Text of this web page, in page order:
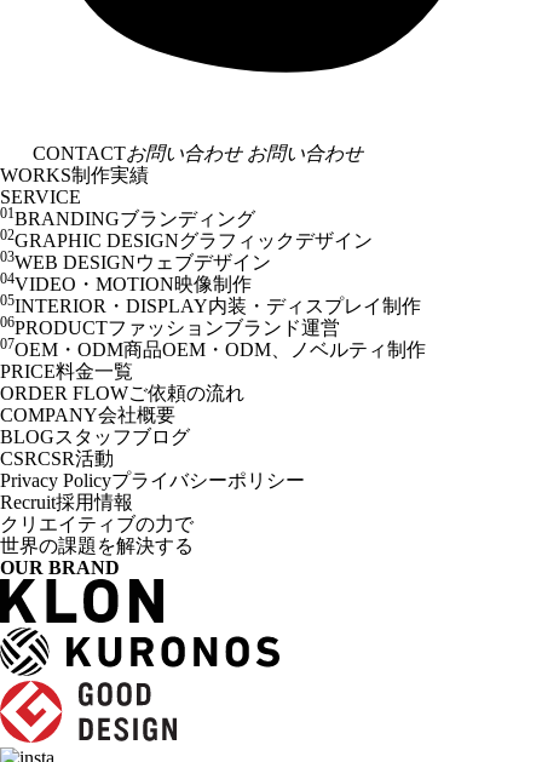
CONTACTお問い合わせ お問い合わせ
WORKS制作実績
SERVICE
01BRANDINGブランディング
02GRAPHIC DESIGNグラフィックデザイン
03WEB DESIGNウェブデザイン
04VIDEO・MOTION映像制作
05INTERIOR・DISPLAY内装・ディスプレイ制作
06PRODUCTファッションブランド運営
07OEM・ODM商品OEM・ODM、ノベルティ制作
PRICE料金一覧
ORDER FLOWご依頼の流れ
COMPANY会社概要
BLOGスタッフブログ
CSRCSR活動
Privacy Policyプライバシーポリシー
Recruit採用情報
クリエイティブの力で
世界の課題を解決する
OUR BRAND